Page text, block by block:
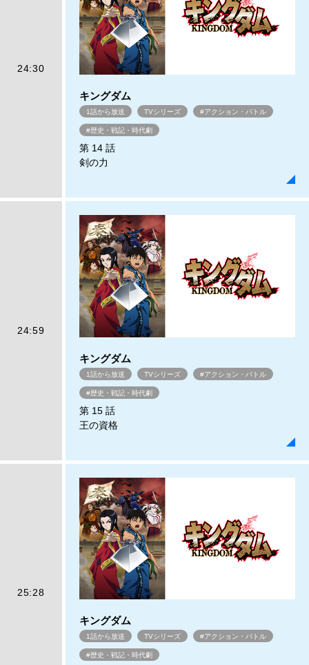
24:30
キングダム
1話から放送 TVシリーズ #アクション・バトル
#歴史・戦記・時代劇
第 14 話
剣の力
24:59
キングダム
1話から放送 TVシリーズ #アクション・バトル
#歴史・戦記・時代劇
第 15 話
王の資格
25:28
キングダム
1話から放送 TVシリーズ #アクション・バトル
#歴史・戦記・時代劇